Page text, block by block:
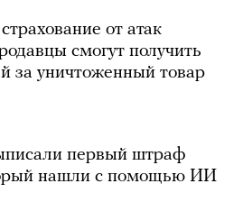
от атак
смогут получить
за уничтоженный товар
первый штраф
нашли с помощью ИИ